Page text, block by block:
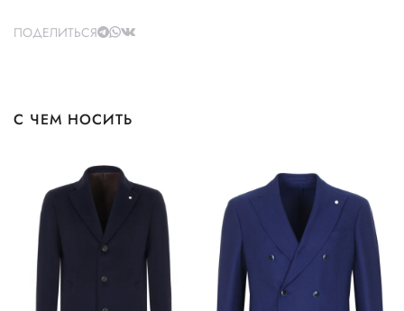
ПОДЕЛИТЬСЯ
С ЧЕМ НОСИТЬ